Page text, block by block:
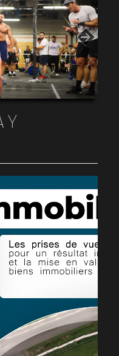
5 6
Item 7
Item 8
Item 9
Item 10